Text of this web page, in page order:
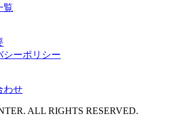
覧
シーポリシー
わせ
ALL RIGHTS RESERVED.